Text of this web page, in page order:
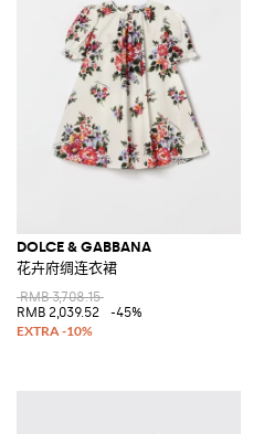
DOLCE & GABBANA
花卉府绸连衣裙
RMB 3,708.15
RMB 2,039.52
-45%